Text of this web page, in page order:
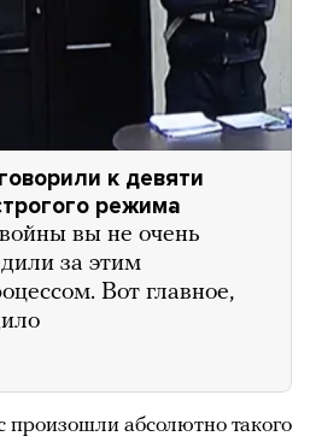
к девяти
режима
вы не очень
за этим
Вот главное,
произошли абсолютно такого